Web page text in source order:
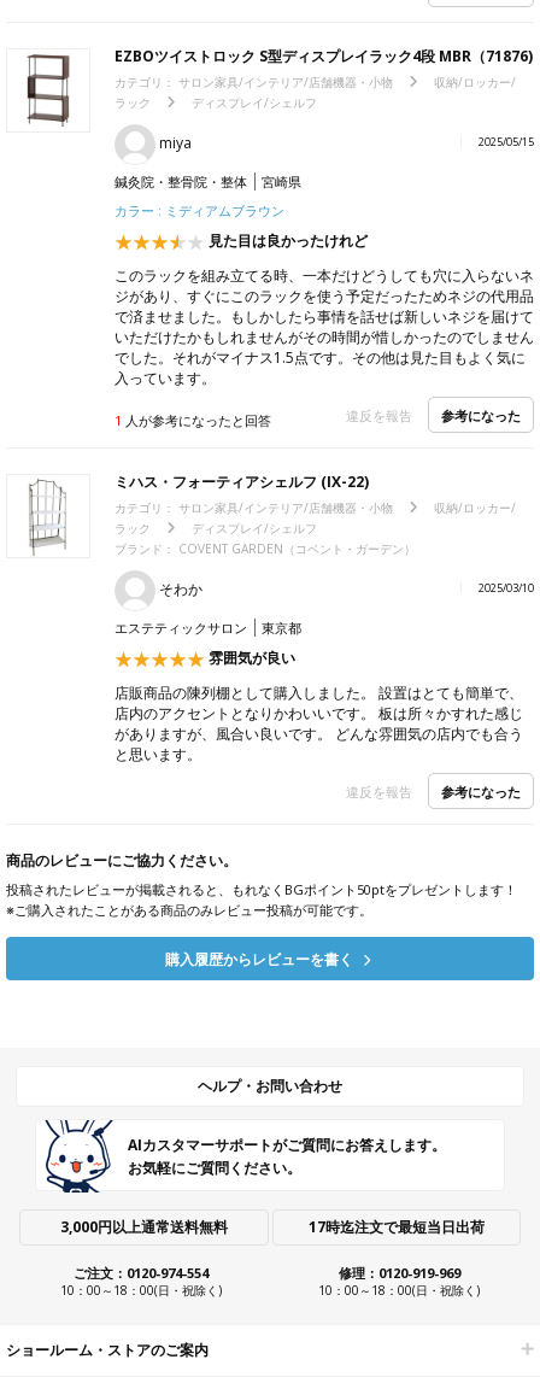
EZBOツイストロック S型ディスプレイラック4段 MBR（71876)
カテゴリ： サロン家具/インテリア/店舗機器・小物
収納/ロッカー/
ラック
ディスプレイ/シェルフ
miya 2025/05/15
鍼灸院・整骨院・整体
宮崎県
カラー : ミディアムブラウン
見た目は良かったけれど
このラックを組み立てる時、一本だけどうしても穴に入らないネ
ジがあり、すぐにこのラックを使う予定だったためネジの代用品
で済ませました。もしかしたら事情を話せば新しいネジを届けて
いただけたかもしれませんがその時間が惜しかったのでしません
でした。それがマイナス1.5点です。その他は見た目もよく気に
入っています。
1 人が参考になったと回答 違反を報告 参考になった
ミハス・フォーティアシェルフ (IX-22)
カテゴリ： サロン家具/インテリア/店舗機器・小物
収納/ロッカー/
ラック
ディスプレイ/シェルフ
ブランド： COVENT GARDEN（コベント・ガーデン）
そわか 2025/03/10
エステティックサロン 東京都
雰囲気が良い
店販商品の陳列棚として購入しました。 設置はとても簡単で、
店内のアクセントとなりかわいいです。 板は所々かすれた感じ
がありますが、風合い良いです。 どんな雰囲気の店内でも合う
と思います。
違反を報告 参考になった
商品のレビューにご協力ください。
投稿されたレビューが掲載されると、もれなくBGポイント50ptをプレゼントします！
※ご購入されたことがある商品のみレビュー投稿が可能です。
購入履歴からレビューを書く
ヘルプ・お問い合わせ
AIカスタマーサポートがご質問にお答えします。
お気軽にご質問ください。
3,000円以上通常送料無料 17時迄注文で最短当日出荷
ご注文：0120-974-554
10：00～18：00(日・祝除く)
修理：0120-919-969
10：00～18：00(日・祝除く)
ショールーム・ストアのご案内